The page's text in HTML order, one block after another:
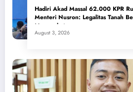
Hadiri Akad Massal 62.000 KPR
Menteri Nusron: Legalitas Tanah
Masyarakat
August 3, 2026